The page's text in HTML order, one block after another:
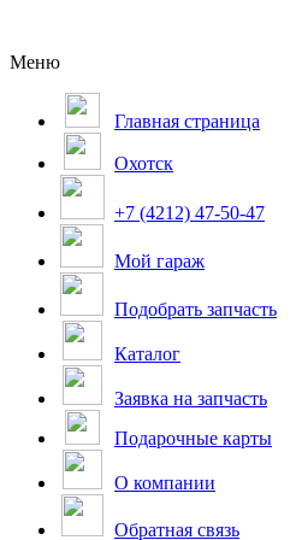
Меню
Главная страница
Охотск
+7 (4212) 47-50-47
Мой гараж
Подобрать запчасть
Каталог
Заявка на запчасть
Подарочные карты
О компании
Обратная связь